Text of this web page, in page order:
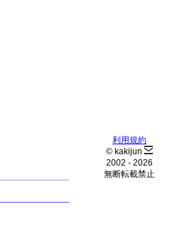
利用規約
© kakijun
2002 - 2026
無断転載禁止